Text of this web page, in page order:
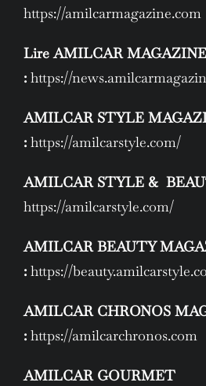
https://amilcarmagazine.com
Lire AMILCAR MAGAZINE
: https://
AMILCAR STYLE
: https://amilcarstyle.com/
AMILCAR STYLE &
https://amilcarstyle.com/
AMILCAR BEAUTY
: https://
AMILCAR CHRONOS
: https://amilcarchronos.com
AMILCAR GOURMET